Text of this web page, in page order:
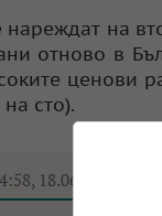
нареждат на
отново в
ценови
сто).
18.06.2025